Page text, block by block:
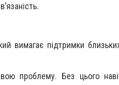
вимагає підтримки
проблему. Без цього